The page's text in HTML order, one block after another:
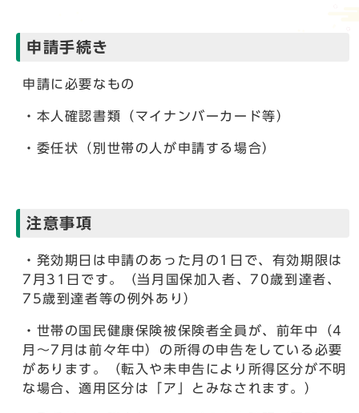
申請手続き
申請に必要なもの
・本人確認書類（マイナンバーカード等）
・委任状（別世帯の人が申請する場合）
注意事項
・発効期日は申請のあった月の1日で、有効期限は
7月31日です。（当月国保加入者、70歳到達者、
75歳到達者等の例外あり）
・世帯の国民健康保険被保険者全員が、前年中（4
月～7月は前々年中）の所得の申告をしている必要
があります。（転入や未申告により所得区分が不明
な場合、適用区分は「ア」とみなされます。）